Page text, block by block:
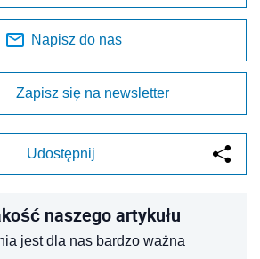
Napisz do nas
Zapisz się na newsletter
Udostępnij
naszego artykułu
jest dla nas bardzo ważna